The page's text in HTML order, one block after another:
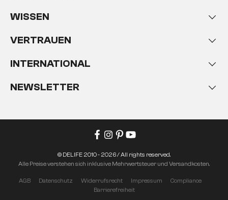
WISSEN
VERTRAUEN
INTERNATIONAL
NEWSLETTER
AGB Datenschutz Widerrufsrecht Impressum
Compliance
Barrierefreiheit
© DELIFE 2010 - 2026 / All rights reserved.
Alle Preise verstehen sich inklusive Mehrwertsteuer und Versandkosten.